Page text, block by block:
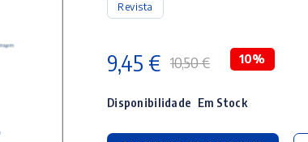
Revista
10,50€
preço
original
9,45 €
preço
atual
10%
Disponibilidade Em Stock